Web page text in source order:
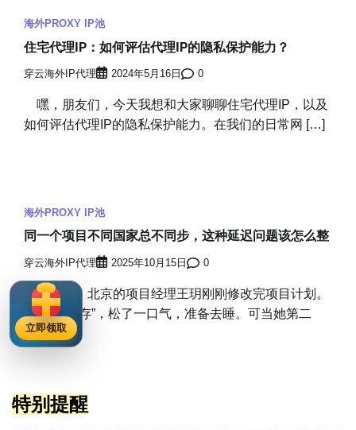
海外PROXY IP池
住宅代理IP：如何评估代理IP的隐私保护能力？
穿云海外IP代理 2024年5月16日 0
嘿，朋友们，今天我想和大家聊聊住宅代理IP，以及
如何评估代理IP的隐私保护能力。在我们的日常网 […]
海外PROXY IP池
同一个项目不同国家总不同步，这种延迟问题该怎么整
穿云海外IP代理 2025年10月15日 0
凌晨两点，北京的项目经理王玥刚刚修改完项目计划。
她点击“保存”，松了一口气，准备去睡。可当她第二
[…]
特别提醒
立即领取